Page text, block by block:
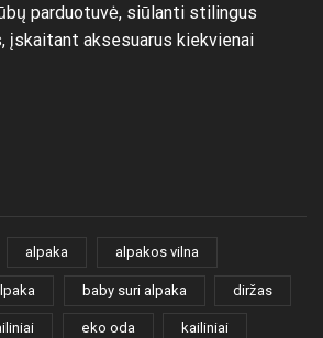
parduotuvė, siūlanti stilingus
įskaitant aksesuarus kiekvienai
alpaka alpakos vilna
baby suri alpaka diržas
eko oda kailiniai